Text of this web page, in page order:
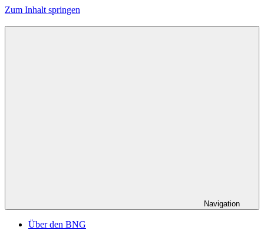
Zum Inhalt springen
Navigation
Über den BNG